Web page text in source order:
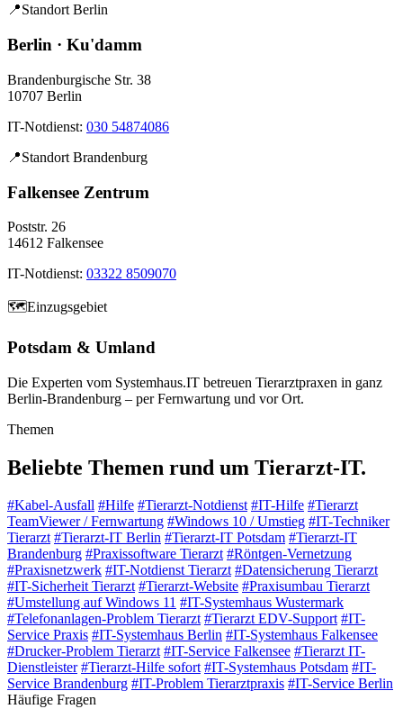
📍Standort Berlin
Berlin · Ku'damm
Brandenburgische Str. 38
10707 Berlin
IT-Notdienst: 030 54874086
📍Standort Brandenburg
Falkensee Zentrum
Poststr. 26
14612 Falkensee
IT-Notdienst: 03322 8509070
🗺️Einzugsgebiet
Potsdam & Umland
Die Experten vom Systemhaus.IT betreuen Tierarztpraxen in ganz
Berlin-Brandenburg – per Fernwartung und vor Ort.
Themen
Beliebte Themen rund um Tierarzt-IT.
#Kabel-Ausfall #Hilfe #Tierarzt-Notdienst #IT-Hilfe #Tierarzt
TeamViewer / Fernwartung #Windows 10 / Umstieg #IT-Techniker
Tierarzt #Tierarzt-IT Berlin #Tierarzt-IT Potsdam #Tierarzt-IT
Brandenburg #Praxissoftware Tierarzt #Röntgen-Vernetzung
#Praxisnetzwerk #IT-Notdienst Tierarzt #Datensicherung Tierarzt
#IT-Sicherheit Tierarzt #Tierarzt-Website #Praxisumbau Tierarzt
#Umstellung auf Windows 11 #IT-Systemhaus Wustermark
#Telefonanlagen-Problem Tierarzt #Tierarzt EDV-Support #IT-
Service Praxis #IT-Systemhaus Berlin #IT-Systemhaus Falkensee
#Drucker-Problem Tierarzt #IT-Service Falkensee #Tierarzt IT-
Dienstleister #Tierarzt-Hilfe sofort #IT-Systemhaus Potsdam #IT-
Service Brandenburg #IT-Problem Tierarztpraxis #IT-Service Berlin
Häufige Fragen